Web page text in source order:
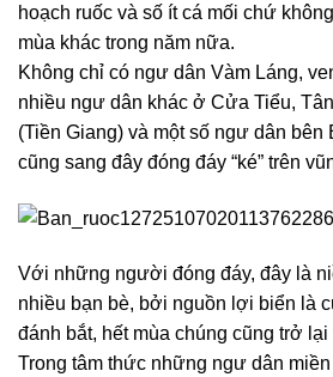
hoạch ruốc và số ít cá mối chứ
mùa khác trong năm nữa.
Không chỉ có ngư dân Vàm Láng,
nhiều ngư dân khác ở Cửa Tiểu,
(Tiền Giang) và một số ngư dân bên
cũng sang đây đóng đáy “ké” trên
Với những người đóng đáy, đây là
nhiều bạn bè, bởi nguồn lợi biển là
đánh bắt, hết mùa chúng cũng trở
Trong tâm thức những ngư dân